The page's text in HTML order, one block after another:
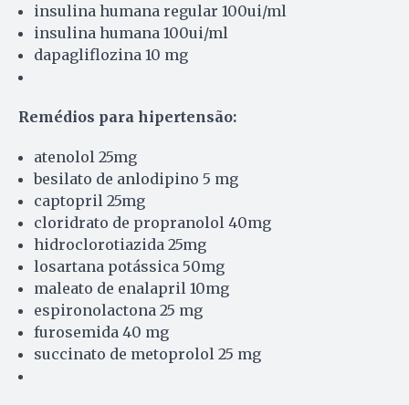
insulina humana regular 100ui/ml
insulina humana 100ui/ml
dapagliflozina 10 mg
Remédios para hipertensão:
atenolol 25mg
besilato de anlodipino 5 mg
captopril 25mg
cloridrato de propranolol 40mg
hidroclorotiazida 25mg
losartana potássica 50mg
maleato de enalapril 10mg
espironolactona 25 mg
furosemida 40 mg
succinato de metoprolol 25 mg